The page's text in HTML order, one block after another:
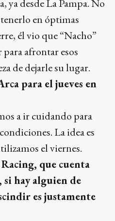
ya desde La Pampa. No
en óptimas
él vio que “Nacho”
afrontar esos
de dejarle su lugar.
para el jueves en
a ir cuidando para
La idea es
el viernes.
que cuenta
hay alguien de
es justamente